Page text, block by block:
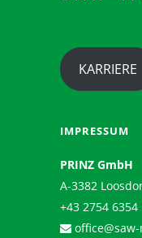
KARRIERE
IMPRESSUM
PRINZ GmbH
A-3382
+43 2754 6354